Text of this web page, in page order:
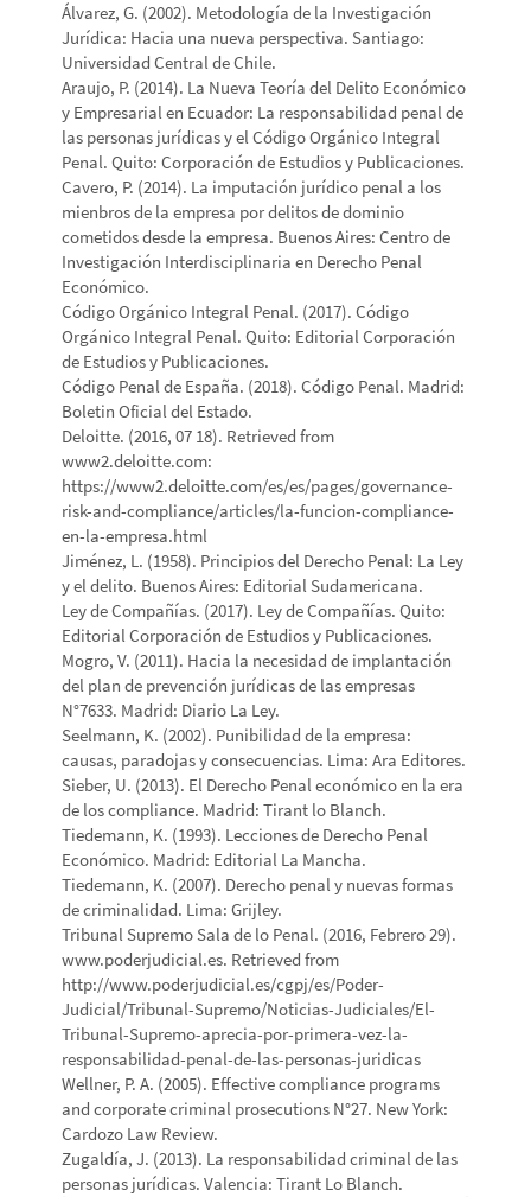
Álvarez, G. (2002). Metodología de la Investigación
Jurídica: Hacia una nueva perspectiva. Santiago:
Universidad Central de Chile.
Araujo, P. (2014). La Nueva Teoría del Delito Económico
y Empresarial en Ecuador: La responsabilidad penal de
las personas jurídicas y el Código Orgánico Integral
Penal. Quito: Corporación de Estudios y Publicaciones.
Cavero, P. (2014). La imputación jurídico penal a los
mienbros de la empresa por delitos de dominio
cometidos desde la empresa. Buenos Aires: Centro de
Investigación Interdisciplinaria en Derecho Penal
Económico.
Código Orgánico Integral Penal. (2017). Código
Orgánico Integral Penal. Quito: Editorial Corporación
de Estudios y Publicaciones.
Código Penal de España. (2018). Código Penal. Madrid:
Boletin Oficial del Estado.
Deloitte. (2016, 07 18). Retrieved from
www2.deloitte.com:
https://www2.deloitte.com/es/es/pages/governance-
risk-and-compliance/articles/la-funcion-compliance-
en-la-empresa.html
Jiménez, L. (1958). Principios del Derecho Penal: La Ley
y el delito. Buenos Aires: Editorial Sudamericana.
Ley de Compañías. (2017). Ley de Compañías. Quito:
Editorial Corporación de Estudios y Publicaciones.
Mogro, V. (2011). Hacia la necesidad de implantación
del plan de prevención jurídicas de las empresas
N°7633. Madrid: Diario La Ley.
Seelmann, K. (2002). Punibilidad de la empresa:
causas, paradojas y consecuencias. Lima: Ara Editores.
Sieber, U. (2013). El Derecho Penal económico en la era
de los compliance. Madrid: Tirant lo Blanch.
Tiedemann, K. (1993). Lecciones de Derecho Penal
Económico. Madrid: Editorial La Mancha.
Tiedemann, K. (2007). Derecho penal y nuevas formas
de criminalidad. Lima: Grijley.
Tribunal Supremo Sala de lo Penal. (2016, Febrero 29).
www.poderjudicial.es. Retrieved from
http://www.poderjudicial.es/cgpj/es/Poder-
Judicial/Tribunal-Supremo/Noticias-Judiciales/El-
Tribunal-Supremo-aprecia-por-primera-vez-la-
responsabilidad-penal-de-las-personas-juridicas
Wellner, P. A. (2005). Effective compliance programs
and corporate criminal prosecutions N°27. New York:
Cardozo Law Review.
Zugaldía, J. (2013). La responsabilidad criminal de las
personas jurídicas. Valencia: Tirant Lo Blanch.